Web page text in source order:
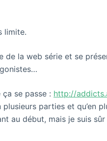
limite.
de la web série et se
se passe : http://
parties et qu’en
au début, mais je suis sûr